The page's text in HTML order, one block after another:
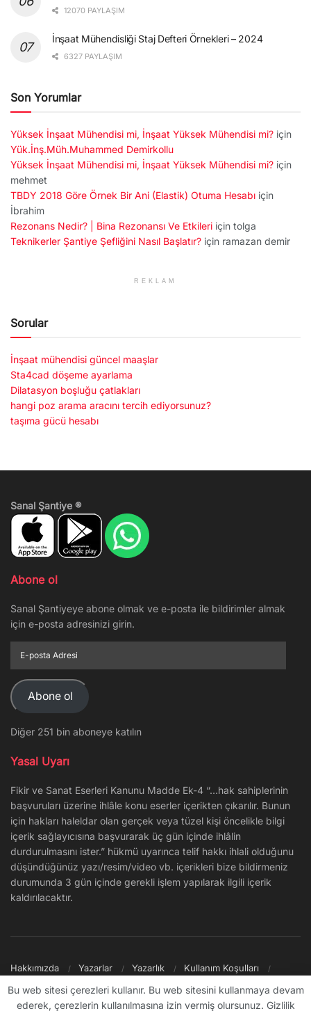
12070 PAYLAŞIM
İnşaat Mühendisliği Staj Defteri Örnekleri – 2024
6327 PAYLAŞIM
Son Yorumlar
Yüksek İnşaat Mühendisi mi, İnşaat Yüksek Mühendisi mi? için
Yük.İnş.Müh.Muhammed Demirkollu
Yüksek İnşaat Mühendisi mi, İnşaat Yüksek Mühendisi mi? için
mehmet
TBDY 2018 Göre Örnek Bir Ani (Elastik) Otuma Hesabı için
İbrahim
Rezonans Nedir? | Bina Rezonansı Ve Etkileri için tolga
Teknikerler Şantiye Şefliğini Nasıl Başlatır? için ramazan demir
REKLAM
Sorular
İnşaat mühendisi güncel maaşlar
Sta4cad döşeme ayarlama
Dilatasyon boşluğu çatlakları
hangi poz arama aracını tercih ediyorsunuz?
taşıma gücü hesabı
Sanal Şantiye ®
Abone ol
Sanal Şantiyeye abone olmak ve e-posta ile bildirimler almak
için e-posta adresinizi girin.
posta
Adresi
Abone ol
Diğer 251 bin aboneye katılın
Yasal Uyarı
Fikir ve Sanat Eserleri Kanunu Madde Ek-4 “…hak sahiplerinin
başvuruları üzerine ihlâle konu eserler içerikten çıkarılır. Bunun
için hakları haleldar olan gerçek veya tüzel kişi öncelikle bilgi
içerik sağlayıcısına başvurarak üç gün içinde ihlâlin
durdurulmasını ister.” hükmü uyarınca telif hakkı ihlali olduğunu
düşündüğünüz yazı/resim/video vb. içerikleri bize bildirmeniz
durumunda 3 gün içinde gerekli işlem yapılarak ilgili içerik
kaldırılacaktır.
Hakkımızda Yazarlar Yazarlık
Kullanım Koşulları
© 2009 - ∞ Sanal Şantiye
Bu web sitesi çerezleri kullanır. Bu web sitesini kullanmaya devam
ederek, çerezlerin kullanılmasına izin vermiş olursunuz. Gizlilik